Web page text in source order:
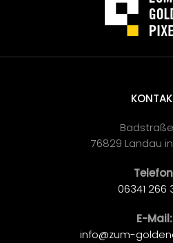
76829 Landau
06341 266
E-Mail:
info@zum-